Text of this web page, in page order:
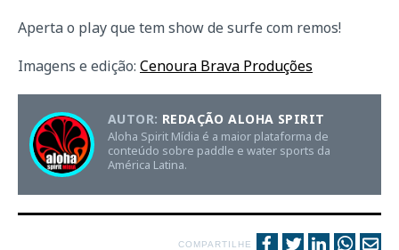
Aperta o play que tem show de surfe com remos!
Imagens e edição: Cenoura Brava Produções
AUTOR: REDAÇÃO ALOHA SPIRIT
Aloha Spirit Mídia é a maior plataforma de
conteúdo sobre paddle e water sports da
América Latina.
COMPARTILHE